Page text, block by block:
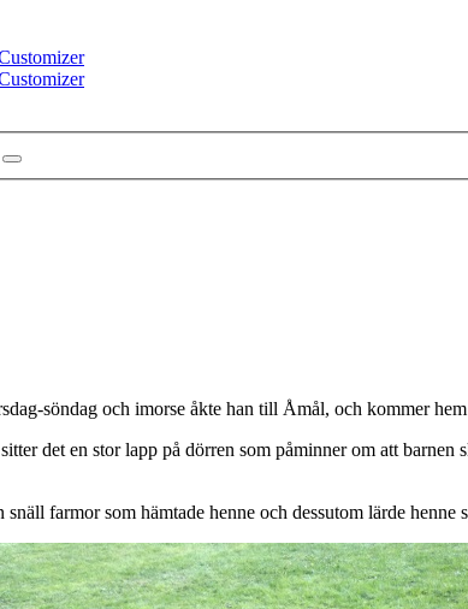
söndag och imorse åkte han till Åmål, och kommer
det en stor lapp på dörren som påminner om att
farmor som hämtade henne och dessutom lärde